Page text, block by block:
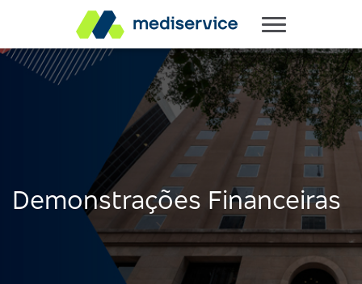
Demonstrações Financeiras